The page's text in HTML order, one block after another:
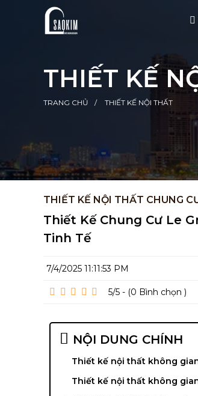
THIẾT KẾ
TRANG CHỦ THIẾT KẾ NỘI THẤT
THIẾT KẾ NỘI THẤT CHUNG
Thiết Kế Chung Cư Le
Tinh Tế
7/4/2025 11:11:53 PM
5/5 - (0 Bình chọn )
NỘI DUNG CHÍNH
Thiết kế nội thất không
Thiết kế nội thất không